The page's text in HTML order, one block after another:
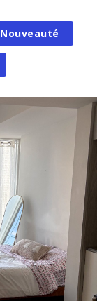
Nouveauté